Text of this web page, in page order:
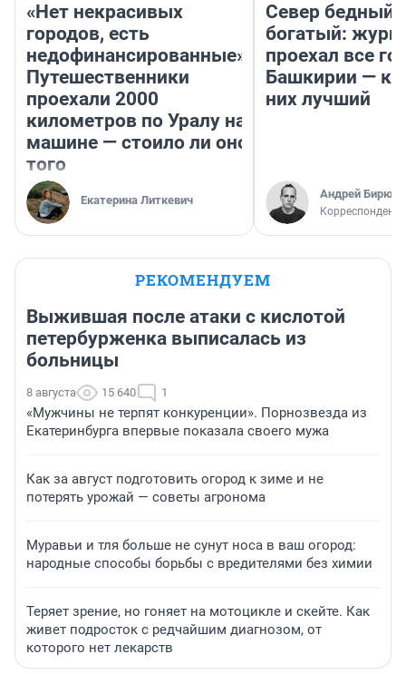
«Нет некрасивых
городов, есть
недофинансированные».
Путешественники
проехали 2000
километров по Уралу на
машине — стоило ли оно
того
Екатерина Литкевич
Север бедный,
богатый:
проехал все
Башкирии —
них лучший
Андрей
Корреспондент
РЕКОМЕНДУЕМ
Выжившая после атаки с кислотой
петербурженка выписалась из
больницы
8 августа 15 640 1
«Мужчины не терпят конкуренции». Порнозвезда из
Екатеринбурга впервые показала своего мужа
Как за август подготовить огород к зиме и не
потерять урожай — советы агронома
Муравьи и тля больше не сунут носа в ваш огород:
народные способы борьбы с вредителями без химии
Теряет зрение, но гоняет на мотоцикле и скейте. Как
живет подросток с редчайшим диагнозом, от
которого нет лекарств